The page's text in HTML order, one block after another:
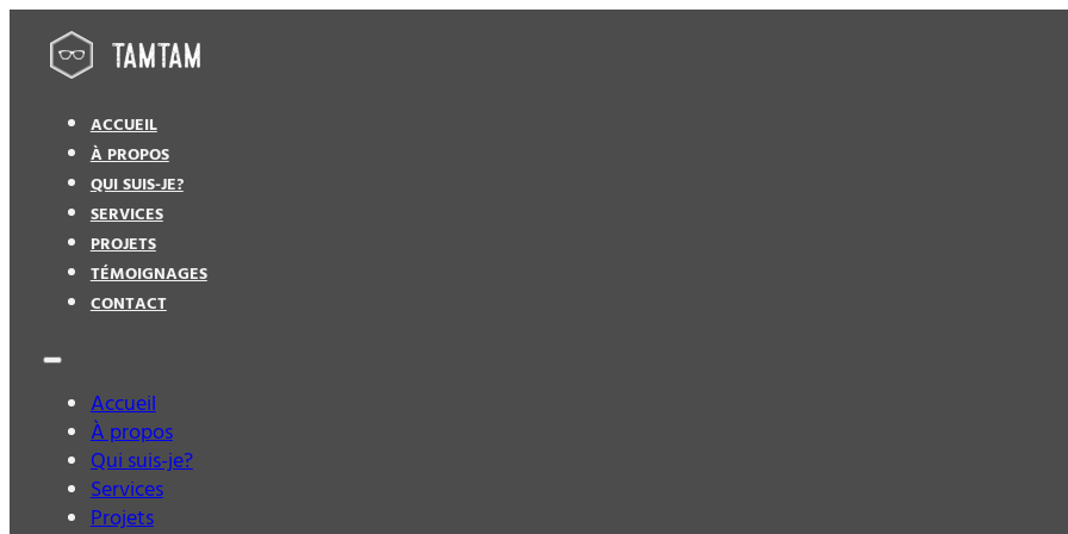
ACCUEIL
À PROPOS
QUI SUIS-JE?
SERVICES
PROJETS
TÉMOIGNAGES
CONTACT
Accueil
À propos
Qui suis-je?
Services
Projets